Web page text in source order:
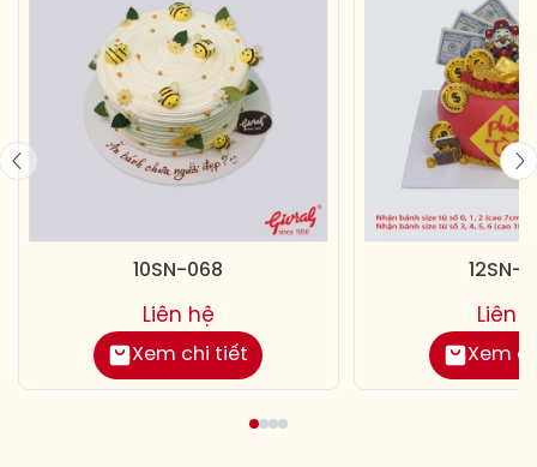
10SN-068
Xem chi tiết
Liên hệ
12SN-
Xem
Liên